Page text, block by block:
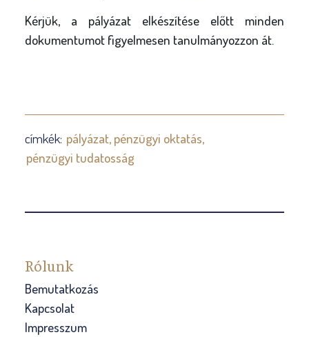
Kérjük, a pályázat elkészítése előtt minden
dokumentumot figyelmesen tanulmányozzon át.
címkék: pályázat pénzügyi oktatás
pénzügyi tudatosság
Rólunk
Bemutatkozás
Kapcsolat
Impresszum